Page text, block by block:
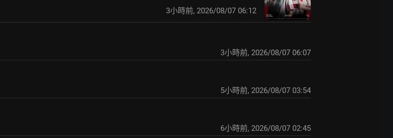
3小時前, 2026/08/07 06:12
3小時前, 2026/08/07 06:07
5小時前, 2026/08/07 03:54
6小時前, 2026/08/07 02:45